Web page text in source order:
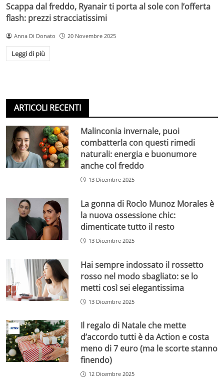
Scappa dal freddo, Ryanair ti porta al sole con l’offerta
flash: prezzi stracciatissimi
Anna Di Donato 20 Novembre 2025
Leggi di più
ARTICOLI RECENTI
Malinconia invernale, puoi
combatterla con questi rimedi
naturali: energia e buonumore
anche col freddo
13 Dicembre 2025
La gonna di Rocìo Munoz Morales è
la nuova ossessione chic:
dimenticate tutto il resto
13 Dicembre 2025
Hai sempre indossato il rossetto
rosso nel modo sbagliato: se lo
metti così sei elegantissima
13 Dicembre 2025
Il regalo di Natale che mette
d’accordo tutti è da Action e costa
meno di 7 euro (ma le scorte stanno
finendo)
12 Dicembre 2025